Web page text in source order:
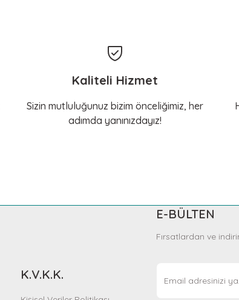
Kaliteli Hizmet
Sizin mutluluğunuz bizim önceliğimiz, her
adımda yanınızdayız!
K.V.K.K.
E-BÜLTEN
Fırsatlardan ve